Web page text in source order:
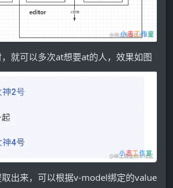
就可以多次at想要at的人，效果如图
出来，可以根据v-model绑定的value